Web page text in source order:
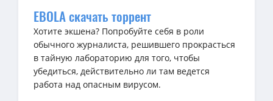
EBOLA скачать торрент
Хотите экшена? Попробуйте себя в роли
обычного журналиста, решившего прокрасться
в тайную лабораторию для того, чтобы
убедиться, действительно ли там ведется
работа над опасным вирусом.